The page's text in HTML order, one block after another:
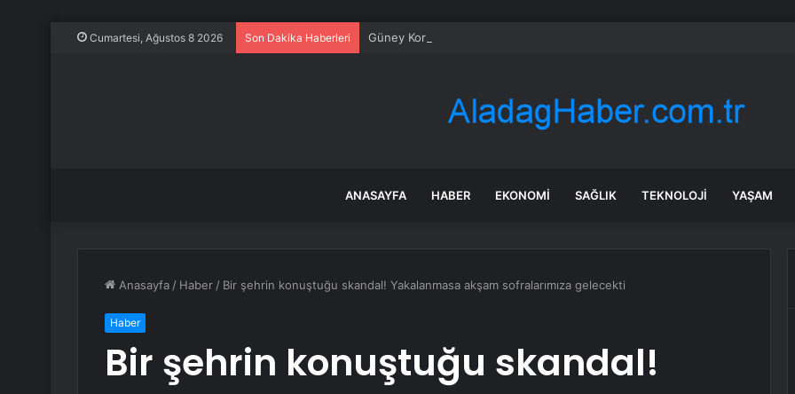
Cumartesi, Ağustos 8 2026 Son Dakika Haberleri Güney Kore’den Çin’e iade edilen Qing dönemi taş aslanlar
ANASAYFA HABER EKONOMI SAĞLIK TEKNOLOJI YAŞAM
Anasayfa / Haber / Bir şehrin konuştuğu skandal! Yakalanmasa akşam sofralarımıza gelecekti
Haber
Bir şehrin konuştuğu skandal!